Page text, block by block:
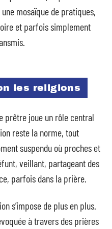
mosaïque de pratiques,
et parfois simplement
les religions
prêtre joue un rôle central
reste la norme, tout
suspendu où proches et
veillant, partageant des
parfois dans la prière.
s’impose de plus en plus.
à travers des prières